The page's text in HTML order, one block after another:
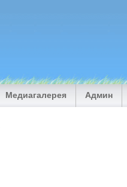
Медиагалерея Админ